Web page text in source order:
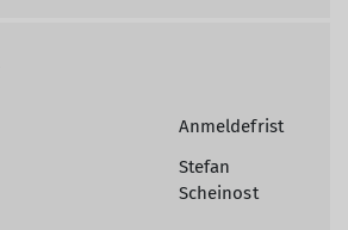
Anmeldefrist
Stefan
Scheinost